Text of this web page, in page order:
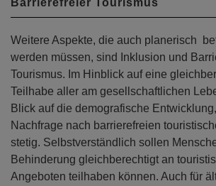
Barrierefreier Tourismus
Weitere Aspekte, die auch planerisch
werden müssen, sind Inklusion und
Tourismus. Im Hinblick auf eine
Teilhabe aller am gesellschaftlichen
Blick auf die demografische
Nachfrage nach barrierefreien
stetig. Selbstverständlich sollen
Behinderung gleichberechtigt an
Angeboten teilhaben können. Auch für